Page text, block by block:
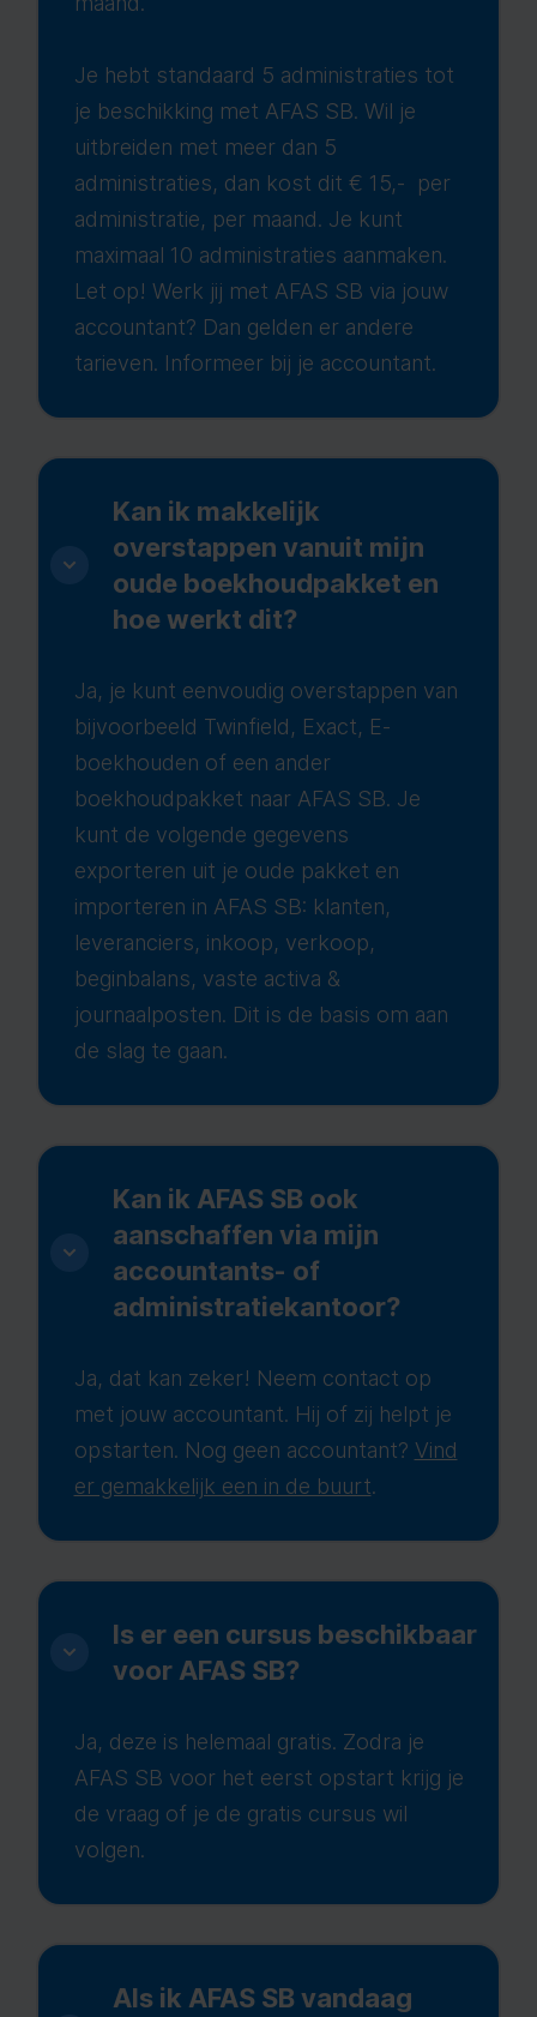
Je hebt standaard 5 administraties tot
je beschikking met AFAS SB. Wil je
uitbreiden met meer dan 5
administraties, dan kost dit € 15,- per
administratie, per maand. Je kunt
maximaal 10 administraties aanmaken.
Let op! Werk jij met AFAS SB via jouw
accountant? Dan gelden er andere
tarieven. Informeer bij je accountant.
Kan ik makkelijk
overstappen vanuit mijn
oude boekhoudpakket en
hoe werkt dit?
Ja, je kunt eenvoudig overstappen van
bijvoorbeeld Twinfield, Exact, E-
boekhouden of een ander
boekhoudpakket naar AFAS SB. Je
kunt de volgende gegevens
exporteren uit je oude pakket en
importeren in AFAS SB: klanten,
leveranciers, inkoop, verkoop,
beginbalans, vaste activa &
journaalposten. Dit is de basis om aan
de slag te gaan.
Kan ik AFAS SB ook
aanschaffen via mijn
accountants- of
administratiekantoor?
Ja, dat kan zeker! Neem contact op
met jouw accountant. Hij of zij helpt je
opstarten. Nog geen accountant? Vind
er gemakkelijk een in de buurt.
Is er een cursus beschikbaar
voor AFAS SB?
Ja, deze is helemaal gratis. Zodra je
AFAS SB voor het eerst opstart krijg je
de vraag of je de gratis cursus wil
volgen.
Als ik AFAS SB vandaag